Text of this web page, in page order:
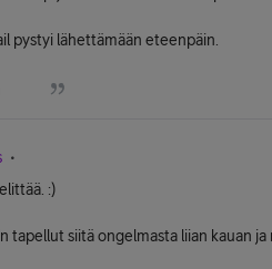
pystyi lähettämään eteenpäin.
:)
tapellut siitä ongelmasta liian kauan